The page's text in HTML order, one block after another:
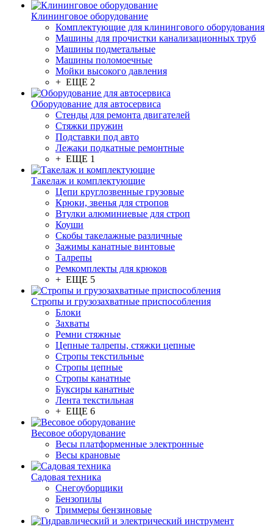
Клининговое оборудование
Комплектующие для клинингового оборудования
Машины для прочистки канализационных труб
Машины подметальные
Машины поломоечные
Мойки высокого давления
+ ЕЩЕ 2
Оборудование для автосервиса
Стенды для ремонта двигателей
Стяжки пружин
Подставки под авто
Лежаки подкатные ремонтные
+ ЕЩЕ 1
Такелаж и комплектующие
Цепи круглозвенные грузовые
Крюки, звенья для стропов
Втулки алюминиевые для строп
Коуши
Скобы такелажные различные
Зажимы канатные винтовые
Талрепы
Ремкомплекты для крюков
+ ЕЩЕ 5
Стропы и грузозахватные приспособления
Блоки
Захваты
Ремни стяжные
Цепные талрепы, стяжки цепные
Стропы текстильные
Стропы цепные
Стропы канатные
Буксиры канатные
Лента текстильная
+ ЕЩЕ 6
Весовое оборудование
Весы платформенные электронные
Весы крановые
Садовая техника
Снегоуборщики
Бензопилы
Триммеры бензиновые